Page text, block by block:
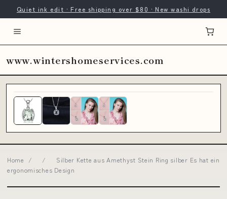
Quiet ink edit · Free shipping over $80 · New washi drops
www.wintershomeservices.com
Home / /
Silber Kette aus Amethyst Stein Ring silber Es hat ein
ergonomisches Design